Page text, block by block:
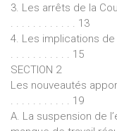
3. Les arrêts de la
. . . . . . . . . . . . 13
4. Les implications de
. . . . . . . . . . . 15
SECTION 2
Les nouveautés
. . . . . . . . . . . 19
A. La suspension de